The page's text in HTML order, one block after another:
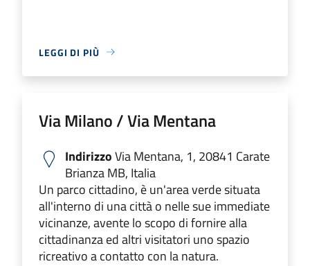
LEGGI DI PIÙ
Via Milano / Via Mentana
IndirizzoVia Mentana, 1, 20841 Carate
Brianza MB, Italia
Un parco cittadino, è un'area verde situata
all'interno di una città o nelle sue immediate
vicinanze, avente lo scopo di fornire alla
cittadinanza ed altri visitatori uno spazio
ricreativo a contatto con la natura.